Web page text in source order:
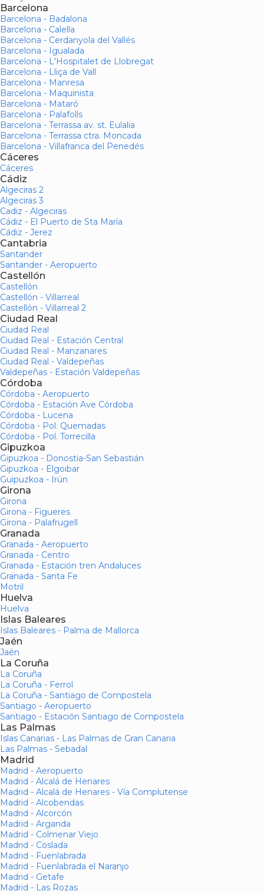
Barcelona
Barcelona - Badalona
Barcelona - Calella
Barcelona - Cerdanyola del Vallés
Barcelona - Igualada
Barcelona - L'Hospitalet de Llobregat
Barcelona - Lliça de Vall
Barcelona - Manresa
Barcelona - Maquinista
Barcelona - Mataró
Barcelona - Palafolls
Barcelona - Terrassa av. st. Eulalia
Barcelona - Terrassa ctra. Moncada
Barcelona - Villafranca del Penedés
Cáceres
Cáceres
Cádiz
Algeciras 2
Algeciras 3
Cadiz - Algeciras
Cádiz - El Puerto de Sta María
Cádiz - Jerez
Cantabria
Santander
Santander - Aeropuerto
Castellón
Castellón
Castellón - Villarreal
Castellón - Villarreal 2
Ciudad Real
Ciudad Real
Ciudad Real - Estación Central
Ciudad Real - Manzanares
Ciudad Real - Valdepeñas
Valdepeñas - Estación Valdepeñas
Córdoba
Córdoba - Aeropuerto
Córdoba - Estación Ave Córdoba
Córdoba - Lucena
Córdoba - Pol. Quemadas
Córdoba - Pol. Torrecilla
Gipuzkoa
Gipuzkoa - Donostia-San Sebastián
Gipuzkoa - Elgoibar
Guipuzkoa - Irún
Girona
Girona
Girona - Figueres
Girona - Palafrugell
Granada
Granada - Aeropuerto
Granada - Centro
Granada - Estación tren Andaluces
Granada - Santa Fe
Motril
Huelva
Huelva
Islas Baleares
Islas Baleares - Palma de Mallorca
Jaén
Jaén
La Coruña
La Coruña
La Coruña - Ferrol
La Coruña - Santiago de Compostela
Santiago - Aeropuerto
Santiago - Estación Santiago de Compostela
Las Palmas
Islas Canarias - Las Palmas de Gran Canaria
Las Palmas - Sebadal
Madrid
Madrid - Aeropuerto
Madrid - Alcalá de Henares
Madrid - Alcalá de Henares - Vía Complutense
Madrid - Alcobendas
Madrid - Alcorcón
Madrid - Arganda
Madrid - Colmenar Viejo
Madrid - Coslada
Madrid - Fuenlabrada
Madrid - Fuenlabrada el Naranjo
Madrid - Getafe
Madrid - Las Rozas